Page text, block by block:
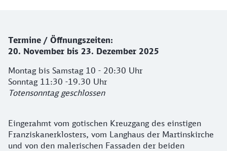
Details zum Weihnachtmarkt
Termine / Öffnungszeiten:
20. November bis 23. Dezember 2025
Montag bis Samstag 10 - 20:30 Uhr
Sonntag 11:30 -19.30 Uhr
Totensonntag geschlossen
Eingerahmt vom gotischen Kreuzgang des einstigen
Franziskanerklosters, vom Langhaus der Martinskirche
und von den malerischen Fassaden der beiden